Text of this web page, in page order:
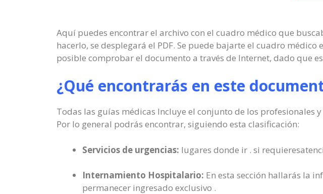
Aquí puedes encontrar el archivo con el cuadro médico que
hacerlo, se desplegará el PDF. Se puede bajarte el cuadro
posible comprobar el documento a través de Internet, dado que
¿Qué encontrarás en este
Todas las guías médicas Incluye el conjunto de los profesionales
Por lo general podrás encontrar, siguiendo esta clasificación:
Servicios de urgencias: lugares donde ir . si
Internamiento Hospitalario: En esta sección hallarás la
permanecer ingresado exclusivo .